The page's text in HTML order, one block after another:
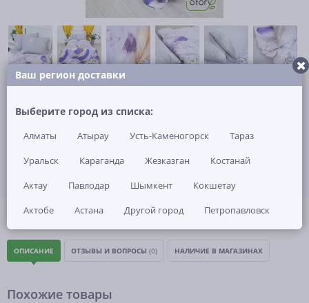
Артикул: -
ЗАКАЗАТЬ ТОВАР
ОПИСАНИЕ ОТЗЫВЫ И ВОПРОСЫ (0) НАЛИЧИЕ В МАГАЗИНАХ
Похожие товары
Ваш регион доставки
Выберите город из списка:
Алматы Атырау Усть-Каменогорск
Тараз
Уральск
Караганда Жезказган
Костанай
Актау
Павлодар Шымкент
Кокшетау
Актобе
Астана Другой город Петропавловск